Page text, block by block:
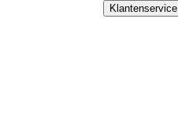
Klantenservice